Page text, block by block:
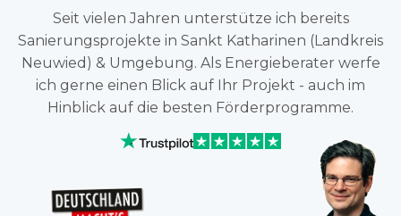
Seit vielen Jahren unterstütze ich bereits
Sanierungsprojekte in Sankt Katharinen (Landkreis
Neuwied) & Umgebung. Als Energieberater werfe
ich gerne einen Blick auf Ihr Projekt - auch im
Hinblick auf die besten Förderprogramme.